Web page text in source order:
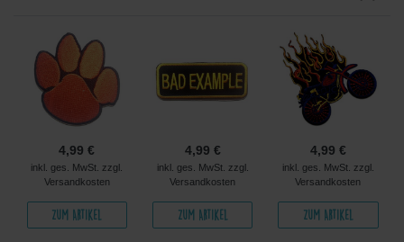
4,99 €
inkl. ges. MwSt. zzgl.
Versandkosten
Zum Artikel
4,99 €
inkl. ges. MwSt. zzgl.
Versandkosten
Zum Artikel
4,99 €
inkl. ges. MwSt. zzgl.
Versandkosten
Zum Artikel